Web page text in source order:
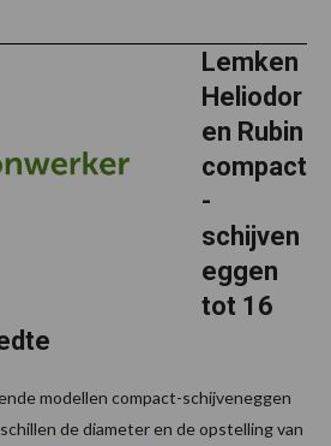
met
verstelbare
snijhoek
Lemken
Heliodor
en Rubin
compact
-
schijven
eggen
tot 16
modellen compact-schijveneggen
de diameter en de opstelling van